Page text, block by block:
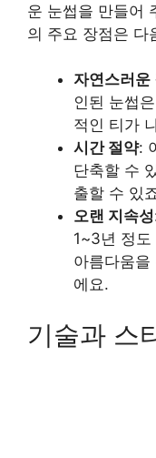
운 눈썹을 만들어
의 주요 장점은 다
자연스러운
인된 눈썹
적인 티가
시간 절약:
단축할 수
출할 수 있
오랜 지속성
1~3년 정
아름다움을
에요.
기술과 스